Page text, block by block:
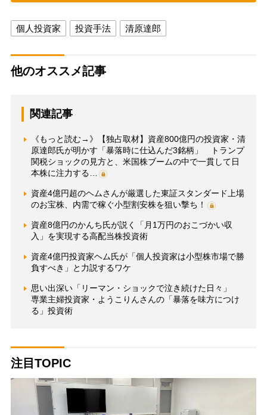
個人投資家 投資手法 清原達郎
他のオススメ記事
関連記事
《もっと読む→》【独占取材】資産800億円の投資家・清
原達郎氏が明かす「暴落時に仕込んだ3銘柄」 トランプ
関税ショックの見方と、米国株ブームの中で一貫して日
本株に注力する…
資産4億円超のヘムさんが厳選した東証スタンダード上場
のお宝株、内需で稼ぐ小型割安株を狙い撃ち！
資産8億円のかんち氏が説く「月1万円のおこづかい収
入」を実現する高配当株投資術
資産4億円投資家ヘム氏が「個人投資家は小型株市場で勝
負すべき」と力説するワケ
思い出深い「リーマン・ショックで泣き続けた日々」
専業主婦投資家・ようこりんさんの「暴落を味方につけ
る」投資術
注目TOPIC